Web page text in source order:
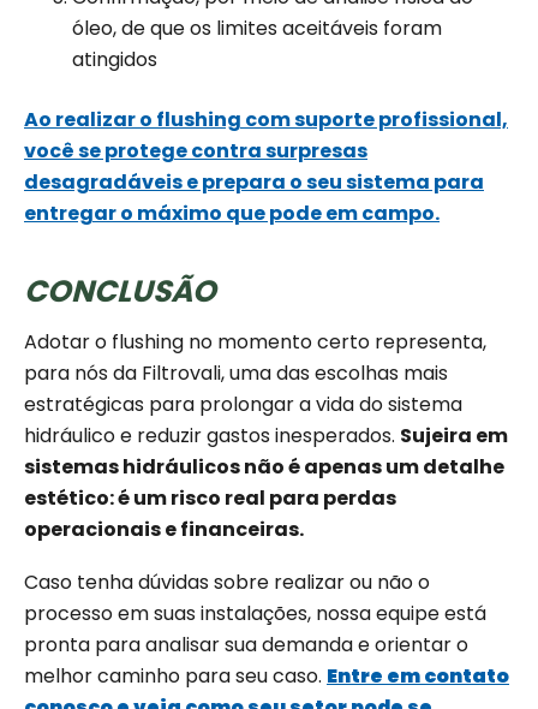
óleo, de que os limites aceitáveis foram
atingidos
Ao realizar o flushing com suporte profissional,
você se protege contra surpresas
desagradáveis e prepara o seu sistema para
entregar o máximo que pode em campo.
CONCLUSÃO
Adotar o flushing no momento certo representa,
para nós da Filtrovali, uma das escolhas mais
estratégicas para prolongar a vida do sistema
hidráulico e reduzir gastos inesperados. Sujeira em
sistemas hidráulicos não é apenas um detalhe
estético: é um risco real para perdas
operacionais e financeiras.
Caso tenha dúvidas sobre realizar ou não o
processo em suas instalações, nossa equipe está
pronta para analisar sua demanda e orientar o
melhor caminho para seu caso. Entre em contato